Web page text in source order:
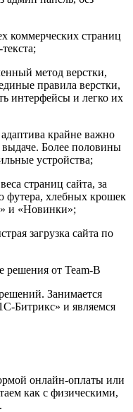
коммерческих страниц
метод верстки,
правила верстки,
интерфейсы и легко их
крайне важно
Более половины
устройства;
страниц сайта, за
хлебных крошек
и «Новинки»;
загрузка сайта по
решения от Team-B
Занимается
Битрикс» и являемся
онлайн-оплаты или
как с физическими,